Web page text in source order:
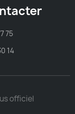
75
14
officiel